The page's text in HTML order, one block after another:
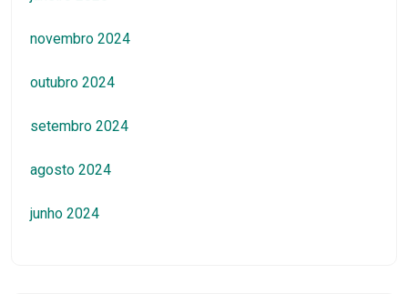
novembro 2024
outubro 2024
setembro 2024
agosto 2024
junho 2024